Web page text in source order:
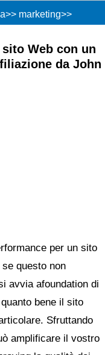
>> marketing>>
Web con un
da John
per un sito
questo non
avvia afoundation di
bene il sito
Sfruttando
amplificare il vostro